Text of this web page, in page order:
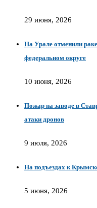
29 июня, 2026
На Урале отменили
федеральном округе
10 июня, 2026
Пожар на заводе в
атаки дронов
9 июля, 2026
На подъездах к
5 июня, 2026